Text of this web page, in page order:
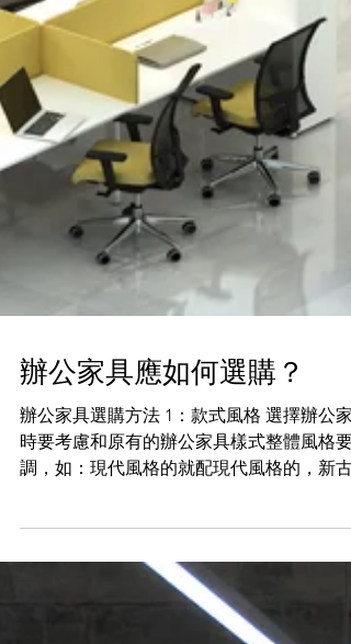
辦公家具選購方法 1：款式風格 選擇辦公家
時要考慮和原有的辦公家具樣式整體風格要
調，如：現代風格的就配現代風格的，新古
風格就配新古典風格的。另外還有自由搭配